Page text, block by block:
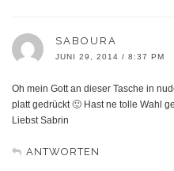
SABOURA
JUNI 29, 2014 / 8:37 PM
Oh mein Gott an dieser Tasche in
platt gedrückt 🙂 Hast ne tolle Wahl
Liebst Sabrin
ANTWORTEN